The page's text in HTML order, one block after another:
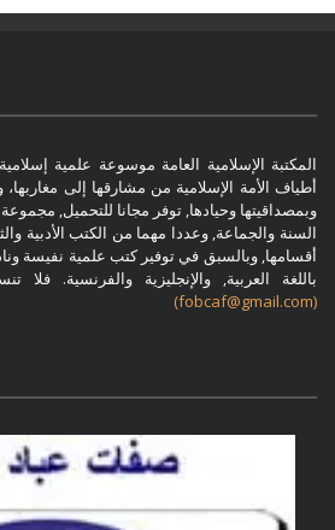
المكتبة الإسلامية العامة موسوعة علمية
أطياف الأمة الإسلامية من مشارقها إلى مغاربها،
وبمصداقيتها وحيادها, توفر مجانا للتحميل,
السنة والجماعة, وعددا مهما من الكتب الأدبية
أقسامها, وبالسبق في توفير كتب علمية نفيسة
باللغة العربية, والإنجليزية والفرنسية. فلا
(fobcaf@gmail.com)